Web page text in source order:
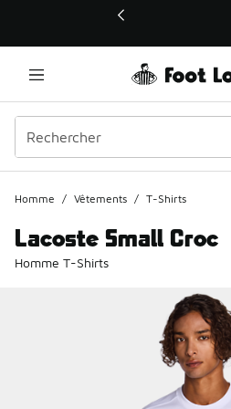
Ce lien ouvrira une nouvelle fenêtre
Homme / Vêtements / T-Shirts
Lacoste Small Croc
Homme T-Shirts